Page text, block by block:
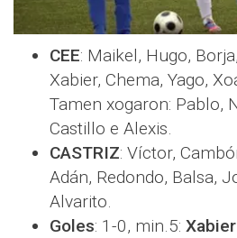
CEE: Maikel, Hugo,
Xabier, Chema, Yago,
Tamen xogaron: Pablo,
Castillo e Alexis.
CASTRIZ: Víctor,
Adán, Redondo, Balsa,
Alvarito.
Goles: 1-0, min.5: Xabier